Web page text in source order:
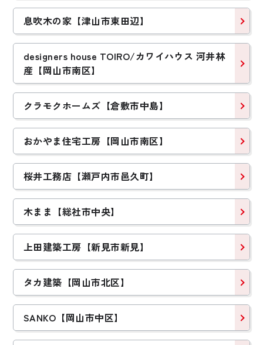
息吹木の家【津山市東田辺】
designers house TOIRO/カワイハウス 河井林
産【岡山市南区】
クラモクホームズ【倉敷市中島】
おかやま住宅工房【岡山市南区】
桜井工務店【瀬戸内市邑久町】
木まま【総社市中央】
上田建築工房【新見市新見】
タカ建築【岡山市北区】
SANKO【岡山市中区】